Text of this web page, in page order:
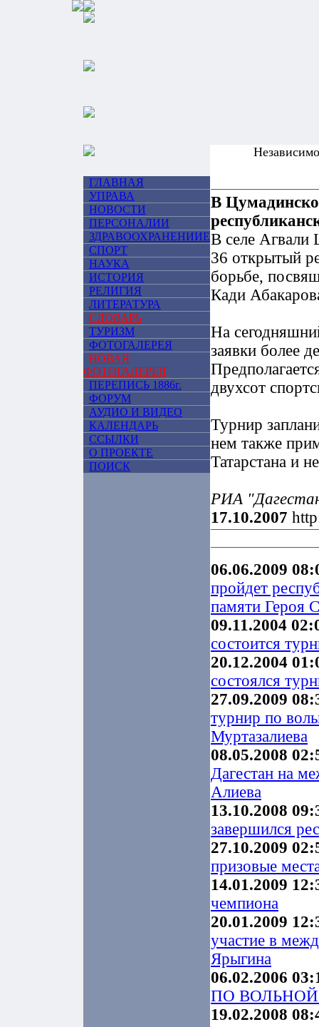
ГЛАВНАЯ
УПРАВА
НОВОСТИ
ПЕРСОНАЛИИ
ЗДРАВООХРАНЕНИИЕ
СПОРТ
НАУКА
ИСТОРИЯ
РЕЛИГИЯ
ЛИТЕРАТУРА
СЛОВАРЬ
ТУРИЗМ
ФОТОГАЛЕРЕЯ
НОВАЯ
ФОТОГАЛЕРЕЯ
ПЕРЕПИСЬ 1886г.
ФОРУМ
АУДИО И ВИДЕО
КАЛЕНДАРЬ
ССЫЛКИ
О ПРОЕКТЕ
ПОИСК
В
В селе Агвали
36 открытый
борьбе,
Кади
На
заявки более
двухсот
Турнир
нем также
Татарстана и
РИА
17.10.2007
06.06.2009
пройдет
памяти Героя
09.11.2004
состоится
20.12.2004
состоялся
27.09.2009
турнир по
Муртазалиева
08.05.2008
Дагестан на
Алиева
13.10.2008
завершился
27.10.2009
призовые
14.01.2009
чемпиона
20.01.2009
участие в
Ярыгина
06.02.2006
ПО
19.02.2008